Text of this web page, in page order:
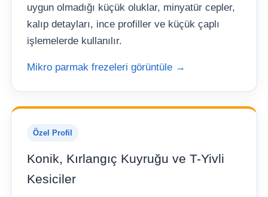
uygun olmadığı küçük oluklar, minyatür cepler,
kalıp detayları, ince profiller ve küçük çaplı
işlemelerde kullanılır.
Mikro parmak frezeleri görüntüle →
Özel Profil
Konik, Kırlangıç Kuyruğu ve T-Yivli
Kesiciler